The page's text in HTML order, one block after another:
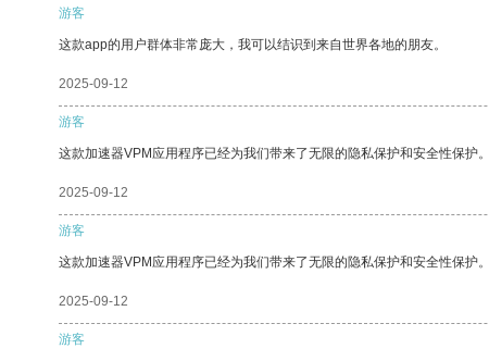
游客
这款app的用户群体非常庞大，我可以结识到来自世界各地的朋友。
2025-09-12
游客
这款加速器VPM应用程序已经为我们带来了无限的隐私保护和安全性保护。
2025-09-12
游客
这款加速器VPM应用程序已经为我们带来了无限的隐私保护和安全性保护。
2025-09-12
游客